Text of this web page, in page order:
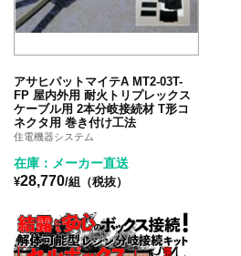
アサヒパットマイテA MT2-03T-
FP 屋内外用 耐火トリプレックス
ケーブル用 2本分岐接続材 T形コ
ネクタ用 巻き付け工法
住電機器システム
在庫：メーカー直送
¥28,770/組（税抜）